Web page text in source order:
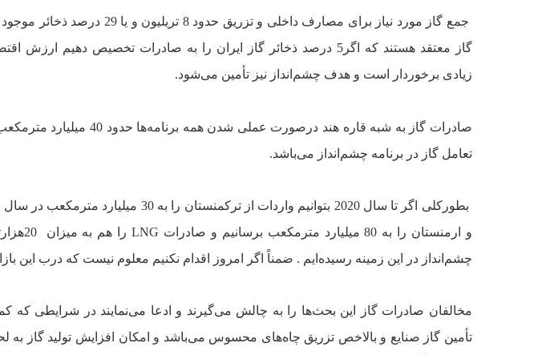
گاز معتقد هستند که اگر5 درصد ذخائر گاز ايران را به صادرات تخصيص
زيادى برخوردار است و هدف چشم‌انداز نيز تأمين مى‌شود.
صادرات گاز به شبه قاره هند
تعامل گاز در برنامه چشم‌انداز مى‌باشد.
بطورکلى اگر تا سال 2020 بتوانيم واردات از ترکمنستان را به 30 ميليارد مترمکعب در سال و صادرات به شبه قاره هند، ‌اروپا،
و ارمنستان را به 80 ميليارد مترمکعب برسانيم و صادرات
LNGرا هم به ميزان
چشم‌انداز در اين زمينه رسيده‌ايم . ضمناً ‌اگر امروز اقدام نکنيم معلوم نيست که درب اين
مخالفان صادرات گاز اين بحث‌ها را به چالش مى‌گيرند و ادعا مى‌نمايند در شرايطى که
تأمين گاز صنايع و بالاخص تزريق چاه‌هاى محسوس مى‌باشد و امکان افزايش توليد گاز